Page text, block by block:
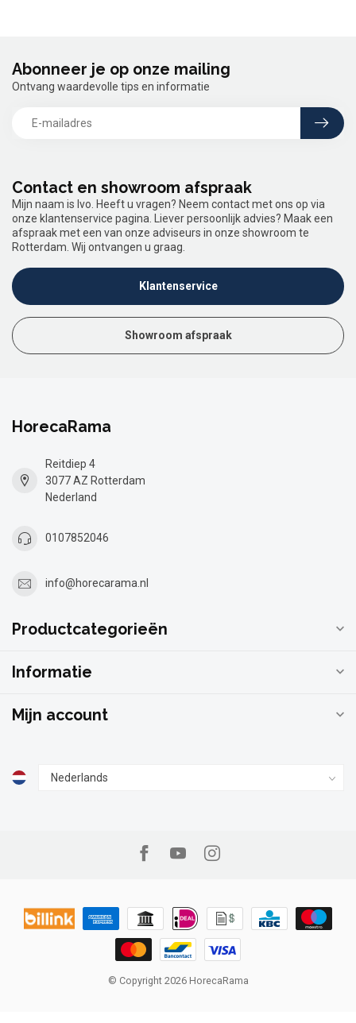
Contact en showroom afspraak
Mijn naam is Ivo. Heeft u vragen? Neem contact met ons op via
onze klantenservice pagina. Liever persoonlijk advies? Maak een
afspraak met een van onze adviseurs in onze showroom te
Rotterdam. Wij ontvangen u graag.
Klantenservice
Showroom afspraak
Abonneer je op onze mailing
Ontvang waardevolle tips en informatie
HorecaRama
Reitdiep 4
3077 AZ Rotterdam
Nederland
0107852046
info@horecarama.nl
Productcategorieën
Informatie
Mijn account
© Copyright 2026 HorecaRama